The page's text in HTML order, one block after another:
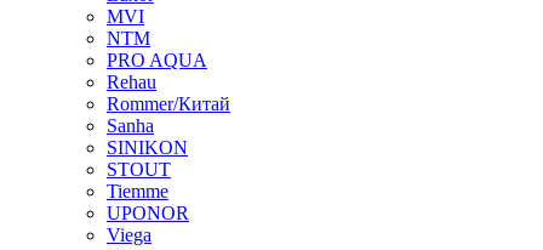
MVI
NTM
PRO AQUA
Rehau
Rommer/Китай
Sanha
SINIKON
STOUT
Tiemme
UPONOR
Viega